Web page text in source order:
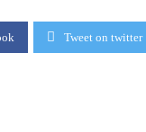
Tweet on twitter